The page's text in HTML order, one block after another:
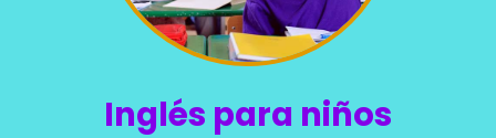
Inglés para niños